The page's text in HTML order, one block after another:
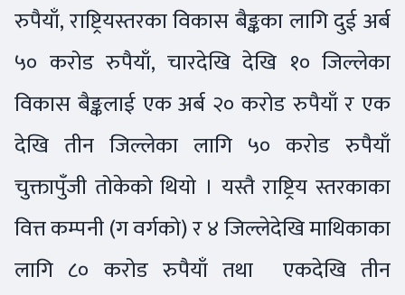
रुपैयाँ, राष्ट्रियस्तरका विकास बैङ्कका लागि दुई अर्ब
५० करोड रुपैयाँ, चारदेखि देखि १० जिल्लेका
विकास बैङ्कलाई एक अर्ब २० करोड रुपैयाँ र एक
देखि तीन जिल्लेका लागि ५० करोड रुपैयाँ
चुक्तापुँजी तोकेको थियो । यस्तै राष्ट्रिय स्तरकाका
वित्त कम्पनी (ग वर्गको) र ४ जिल्लेदेखि माथिकाका
लागि ८० करोड रुपैयाँ तथा एकदेखि तीन